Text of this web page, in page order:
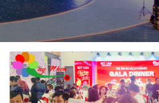
Khách sạn Xavia